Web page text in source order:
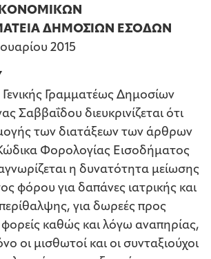
ΔΗΜΟΣΙΩΝ ΕΣΟΔΩΝ
2015
Γενικής Γραμματέως Δημοσίων
Σαββαΐδου διευκρινίζεται ότι
των διατάξεων των άρθρων
Κώδικα Φορολογίας Εισοδήματος
η δυνατότητα μείωσης
φόρου για δαπάνες ιατρικής και
για δωρεές προς
φορείς καθώς και λόγω αναπηρίας,
οι μισθωτοί και οι συνταξιούχοι